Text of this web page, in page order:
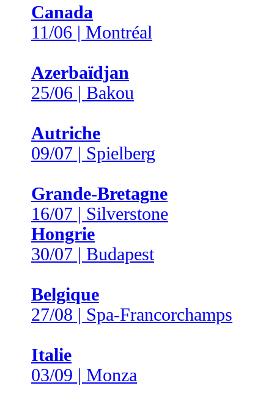
Canada
11/06 | Montréal
Azerbaïdjan
25/06 | Bakou
Autriche
09/07 | Spielberg
Grande-Bretagne
16/07 | Silverstone
Hongrie
30/07 | Budapest
Belgique
27/08 | Spa-Francorchamps
Italie
03/09 | Monza